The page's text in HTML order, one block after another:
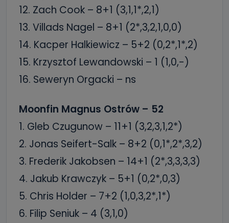
12. Zach Cook – 8+1 (3,1,1*,2,1)
13. Villads Nagel – 8+1 (2*,3,2,1,0,0)
14. Kacper Halkiewicz – 5+2 (0,2*,1*,2)
15. Krzysztof Lewandowski – 1 (1,0,-)
16. Seweryn Orgacki – ns
Moonfin Magnus Ostrów – 52
1. Gleb Czugunow – 11+1 (3,2,3,1,2*)
2. Jonas Seifert-Salk – 8+2 (0,1*,2*,3,2)
3. Frederik Jakobsen – 14+1 (2*,3,3,3,3)
4. Jakub Krawczyk – 5+1 (0,2*,0,3)
5. Chris Holder – 7+2 (1,0,3,2*,1*)
6. Filip Seniuk – 4 (3,1,0)